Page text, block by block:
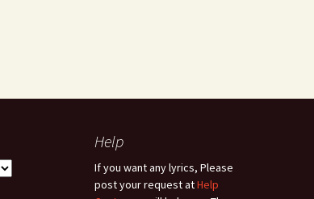
Help
If you want any lyrics, Please
post your request atHelp